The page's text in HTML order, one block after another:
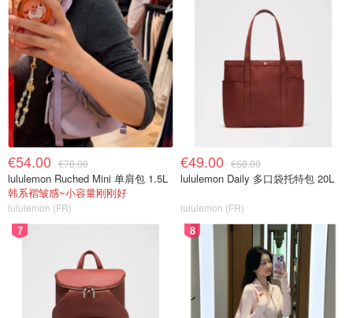
€54.00 €78.00
lululemon Ruched Mini 单肩包 1.5L
韩系褶皱感~小容量刚刚好
lululemon (FR)
€49.00 €68.00
lululemon Daily 多口袋托特包 20L
lululemon (FR)
7 8